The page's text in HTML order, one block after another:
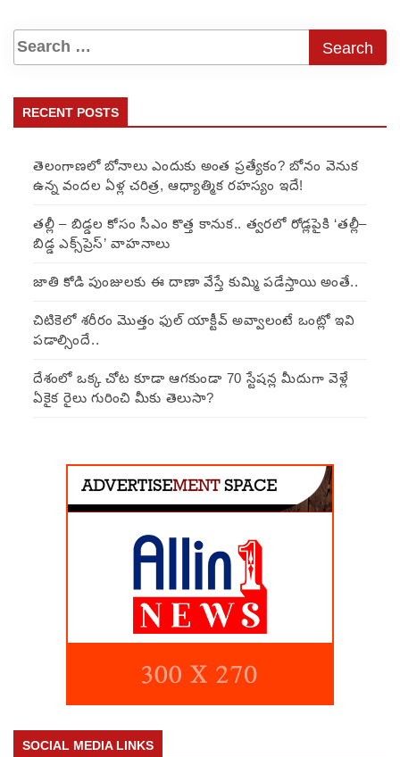
RECENT POSTS
తెలంగాణలో బోనాలు ఎందుకు అంత ప్రత్యేకం? బోనం వెనుక
ఉన్న వందల ఏళ్ల చరిత్ర, ఆధ్యాత్మిక రహస్యం ఇదే!
తల్లీ – బిడ్డల కోసం సీఎం కొత్త కానుక.. త్వరలో రోడ్లపైకి ‘తల్లీ–
బిడ్డ ఎక్స్‌ప్రెస్’ వాహనాలు
జాతి కోడి పుంజులకు ఈ దాణా వేస్తే కుమ్మి పడేస్తాయి అంతే..
చిటికెలో శరీరం మొత్తం ఫుల్ యాక్టీవ్ అవ్వాలంటే ఒంట్లో ఇవి
పడాల్సిందే..
దేశంలో ఒక్క చోట కూడా ఆగకుండా 70 స్టేషన్ల మీదుగా వెళ్లే
ఏకైక రైలు గురించి మీకు తెలుసా?
SOCIAL MEDIA LINKS